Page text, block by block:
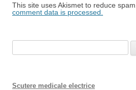
This site uses Akismet to reduce spam.
comment data is processed.
for:
Scutere medicale electrice